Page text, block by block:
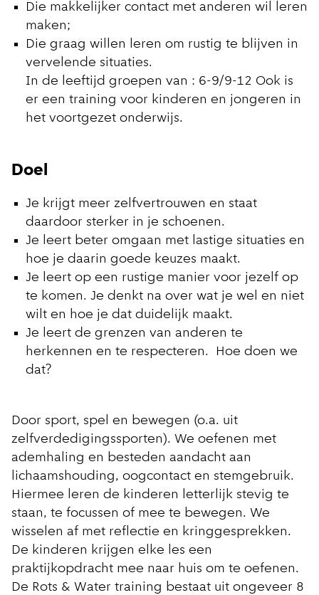
Die makkelijker contact met anderen wil leren
maken;
Die graag willen leren om rustig te blijven in
vervelende situaties.
In de leeftijd groepen van : 6-9/9-12 Ook is
er een training voor kinderen en jongeren in
het voortgezet onderwijs.
Doel
Je krijgt meer zelfvertrouwen en staat
daardoor sterker in je schoenen.
Je leert beter omgaan met lastige situaties en
hoe je daarin goede keuzes maakt.
Je leert op een rustige manier voor jezelf op
te komen. Je denkt na over wat je wel en niet
wilt en hoe je dat duidelijk maakt.
Je leert de grenzen van anderen te
herkennen en te respecteren. Hoe doen we
dat?
Door sport, spel en bewegen (o.a. uit
zelfverdedigingssporten). We oefenen met
ademhaling en besteden aandacht aan
lichaamshouding, oogcontact en stemgebruik.
Hiermee leren de kinderen letterlijk stevig te
staan, te focussen of mee te bewegen. We
wisselen af met reflectie en kringgesprekken.
De kinderen krijgen elke les een
praktijkopdracht mee naar huis om te oefenen.
De Rots & Water training bestaat uit ongeveer 8